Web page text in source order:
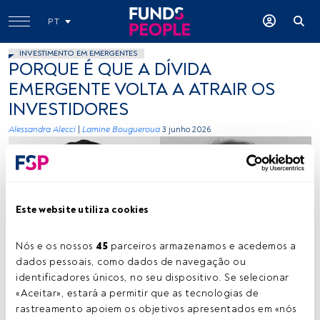
Este website utiliza cookies
Nós e os nossos 45 parceiros armazenamos e acedemos a
dados pessoais, como dados de navegação ou
identificadores únicos, no seu dispositivo. Se selecionar
«Aceitar», estará a permitir que as tecnologias de
rastreamento apoiem os objetivos apresentados em «nós
PT
INVESTIMENTO EM EMERGENTES
PORQUE É QUE A DÍVIDA
EMERGENTE VOLTA A ATRAIR OS
INVESTIDORES
Alessandra Alecci Lamine Bougueroua 3 junho 2026
Alessandra Alecci e Lamine Bougueroua. Créditos: Cedida
(Carmignac)
Tempo de leitura:18 min.